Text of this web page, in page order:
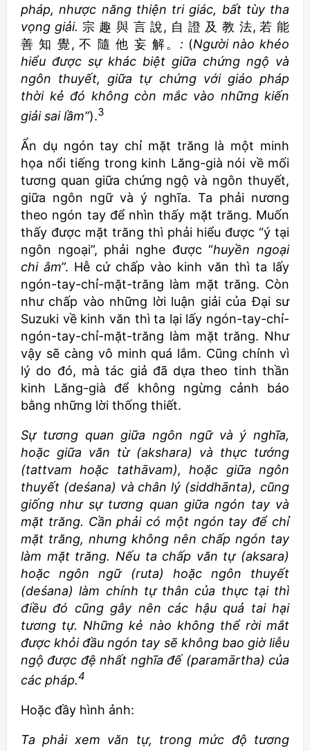
pháp, nhược năng thiện tri giác, bất tùy tha
vọng giải. 宗 趣 與 言 說, 自 證 及 教 法, 若 能
善 知 覺, 不 隨 他 妄 解。 : (Người nào khéo
hiểu được sự khác biệt giữa chứng ngộ và
ngôn thuyết, giữa tự chứng với giáo pháp
thời kẻ đó không còn mắc vào những kiến
giải sai lầm”).3
Ẩn dụ ngón tay chỉ mặt trăng là một minh
họa nổi tiếng trong kinh Lăng-già nói về mối
tương quan giữa chứng ngộ và ngôn thuyết,
giữa ngôn ngữ và ý nghĩa. Ta phải nương
theo ngón tay để nhìn thấy mặt trăng. Muốn
thấy được mặt trăng thì phải hiểu được “ý tại
ngôn ngoại”, phải nghe được “huyền ngoại
chi âm”. Hễ cứ chấp vào kinh văn thì ta lấy
ngón-tay-chỉ-mặt-trăng làm mặt trăng. Còn
như chấp vào những lời luận giải của Đại sư
Suzuki về kinh văn thì ta lại lấy ngón-tay-chỉ-
ngón-tay-chỉ-mặt-trăng làm mặt trăng. Như
vậy sẽ càng vô minh quá lắm. Cũng chính vì
lý do đó, mà tác giả đã dựa theo tinh thần
kinh Lăng-già để không ngừng cảnh báo
bằng những lời thống thiết.
Sự tương quan giữa ngôn ngữ và ý nghĩa,
hoặc giữa văn từ (akshara) và thực tướng
(tattvam hoặc tathāvam), hoặc giữa ngôn
thuyết (deśana) và chân lý (siddhānta), cũng
giống như sự tương quan giữa ngón tay và
mặt trăng. Cần phải có một ngón tay để chỉ
mặt trăng, nhưng không nên chấp ngón tay
làm mặt trăng. Nếu ta chấp văn tự (aksara)
hoặc ngôn ngữ (ruta) hoặc ngôn thuyết
(deśana) làm chính tự thân của thực tại thì
điều đó cũng gây nên các hậu quả tai hại
tương tự. Những kẻ nào không thể rời mắt
được khỏi đầu ngón tay sẽ không bao giờ liễu
ngộ được đệ nhất nghĩa đế (paramārtha) của
các pháp.4
Hoặc đầy hình ảnh:
Ta phải xem văn tự, trong mức độ tương